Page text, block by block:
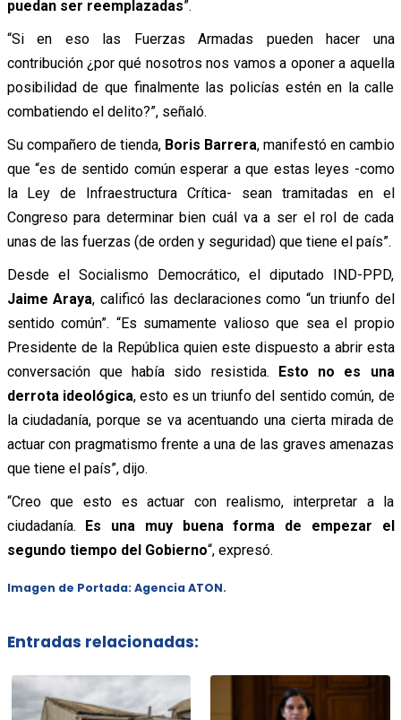
puedan ser reemplazadas”.
“Si en eso las Fuerzas Armadas pueden hacer una
contribución ¿por qué nosotros nos vamos a oponer a aquella
posibilidad de que finalmente las policías estén en la calle
combatiendo el delito?”, señaló.
Su compañero de tienda, Boris Barrera, manifestó en cambio
que “es de sentido común esperar a que estas leyes -como
la Ley de Infraestructura Crítica- sean tramitadas en el
Congreso para determinar bien cuál va a ser el rol de cada
unas de las fuerzas (de orden y seguridad) que tiene el país”.
Desde el Socialismo Democrático, el diputado IND-PPD,
Jaime Araya, calificó las declaraciones como “un triunfo del
sentido común”. “Es sumamente valioso que sea el propio
Presidente de la República quien este dispuesto a abrir esta
conversación que había sido resistida. Esto no es una
derrota ideológica, esto es un triunfo del sentido común, de
la ciudadanía, porque se va acentuando una cierta mirada de
actuar con pragmatismo frente a una de las graves amenazas
que tiene el país”, dijo.
“Creo que esto es actuar con realismo, interpretar a la
ciudadanía. Es una muy buena forma de empezar el
segundo tiempo del Gobierno“, expresó.
Imagen de Portada: Agencia ATON.
Entradas relacionadas: